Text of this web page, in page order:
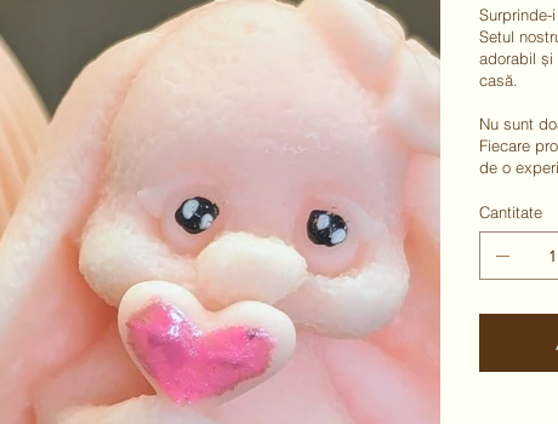
Setul
adorabil și
casă.
Nu sunt
Fiecare
de o
Cantitate